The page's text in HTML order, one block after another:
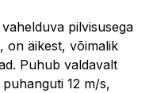
pilvisusega
on äikest, võimalik
Puhub valdavalt
12 m/s,